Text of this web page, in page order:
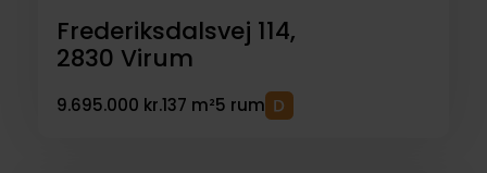
Frederiksdalsvej 114,
2830 Virum
9.695.000 kr.137 m²5 rum